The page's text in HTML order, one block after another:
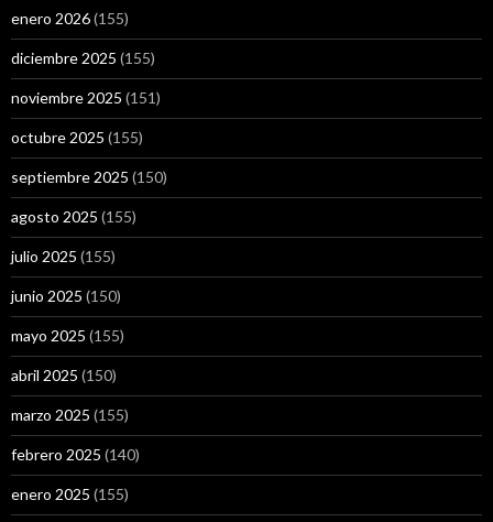
enero 2026(155)
diciembre 2025 (155)
noviembre 2025 (151)
octubre 2025 (155)
septiembre 2025 (150)
agosto 2025 (155)
julio 2025 (155)
junio 2025 (150)
mayo 2025 (155)
abril 2025 (150)
marzo 2025 (155)
febrero 2025 (140)
enero 2025 (155)